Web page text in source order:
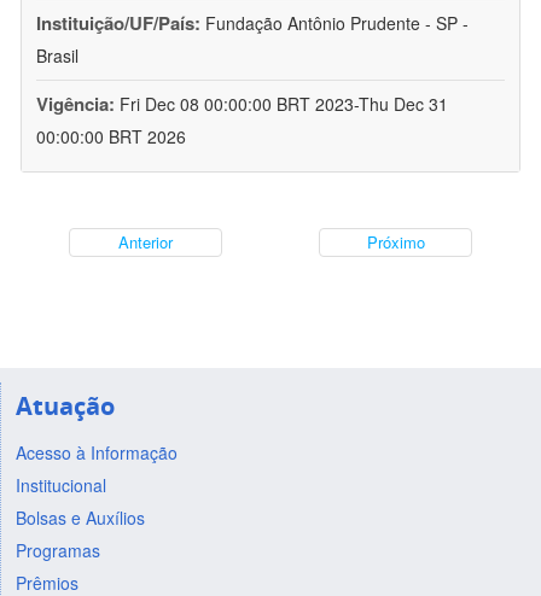
Instituição/UF/País: Fundação Antônio Prudente - SP -
Brasil
Vigência: Fri Dec 08 00:00:00 BRT 2023-Thu Dec 31
00:00:00 BRT 2026
Anterior Próximo
Atuação
Acesso à Informação
Institucional
Bolsas e Auxílios
Programas
Prêmios